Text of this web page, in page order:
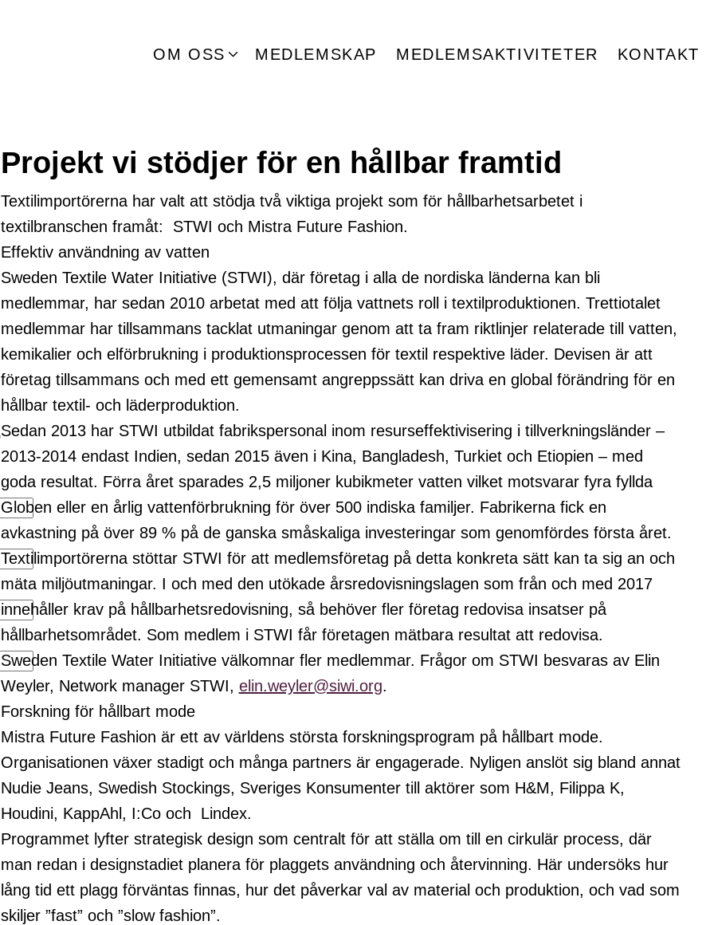
OM OSS MEDLEMSKAP MEDLEMSAKTIVITETER KONTAKT
Projekt vi stödjer för en hållbar framtid
Textilimportörerna har valt att stödja två viktiga projekt som för hållbarhetsarbetet i
textilbranschen framåt: STWI och Mistra Future Fashion.
Effektiv användning av vatten
Sweden Textile Water Initiative (STWI), där företag i alla de nordiska länderna kan bli
medlemmar, har sedan 2010 arbetat med att följa vattnets roll i textilproduktionen. Trettiotalet
medlemmar har tillsammans tacklat utmaningar genom att ta fram riktlinjer relaterade till vatten,
kemikalier och elförbrukning i produktionsprocessen för textil respektive läder. Devisen är att
företag tillsammans och med ett gemensamt angreppssätt kan driva en global förändring för en
hållbar textil- och läderproduktion.
Sedan 2013 har STWI utbildat fabrikspersonal inom resurseffektivisering i tillverkningsländer –
2013-2014 endast Indien, sedan 2015 även i Kina, Bangladesh, Turkiet och Etiopien – med
goda resultat. Förra året sparades 2,5 miljoner kubikmeter vatten vilket motsvarar fyra fyllda
Globen eller en årlig vattenförbrukning för över 500 indiska familjer. Fabrikerna fick en
avkastning på över 89 % på de ganska småskaliga investeringar som genomfördes första året.
Textilimportörerna stöttar STWI för att medlemsföretag på detta konkreta sätt kan ta sig an och
mäta miljöutmaningar. I och med den utökade årsredovisningslagen som från och med 2017
innehåller krav på hållbarhetsredovisning, så behöver fler företag redovisa insatser på
hållbarhetsområdet. Som medlem i STWI får företagen mätbara resultat att redovisa.
Sweden Textile Water Initiative välkomnar fler medlemmar. Frågor om STWI besvaras av Elin
Weyler, Network manager STWI, elin.weyler@siwi.org.
Forskning för hållbart mode
Mistra Future Fashion är ett av världens största forskningsprogram på hållbart mode.
Organisationen växer stadigt och många partners är engagerade. Nyligen anslöt sig bland annat
Nudie Jeans, Swedish Stockings, Sveriges Konsumenter till aktörer som H&M, Filippa K,
Houdini, KappAhl, I:Co och Lindex.
Programmet lyfter strategisk design som centralt för att ställa om till en cirkulär process, där
man redan i designstadiet planera för plaggets användning och återvinning. Här undersöks hur
lång tid ett plagg förväntas finnas, hur det påverkar val av material och produktion, och vad som
skiljer ”fast” och ”slow fashion”.